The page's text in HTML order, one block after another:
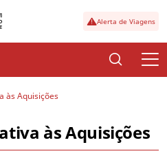
Alerta de Viagens
às Aquisições
às Aquisições